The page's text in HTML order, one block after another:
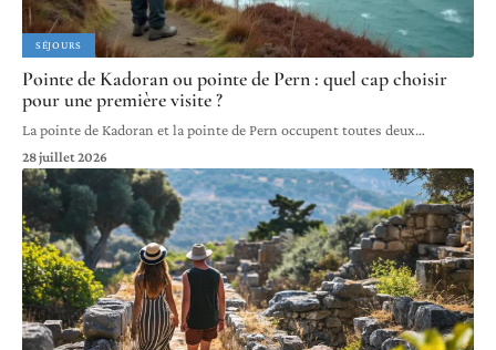
SÉJOURS
Pointe de Kadoran ou pointe de Pern : quel cap choisir
pour une première visite ?
La pointe de Kadoran et la pointe de Pern occupent toutes deux…
28 juillet 2026